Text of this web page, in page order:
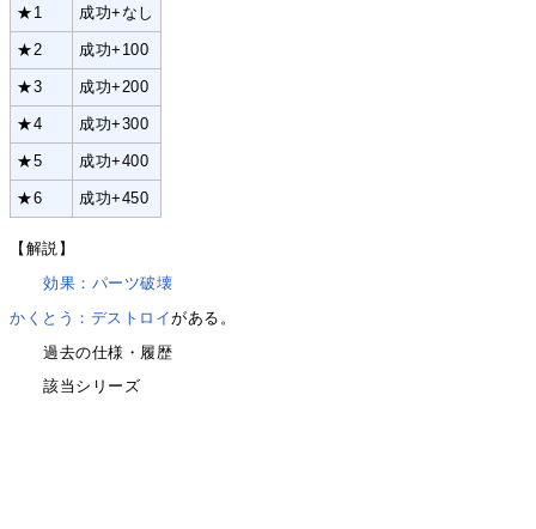
★1 成功+なし
★2 成功+100
★3 成功+200
★4 成功+300
★5 成功+400
★6 成功+450
【解説】
効果：パーツ破壊
かくとう：デストロイがある。
過去の仕様・履歴
該当シリーズ